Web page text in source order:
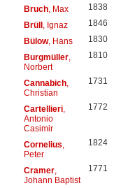
Bruch, Max 1838
Brüll, Ignaz 1846
Bülow, Hans 1830
Burgmüller,
Norbert
1810
Cannabich,
Christian
1731
Cartellieri,
Antonio
Casimir
1772
Cornelius
Peter
1824
Cramer,
Johann Baptist
1771